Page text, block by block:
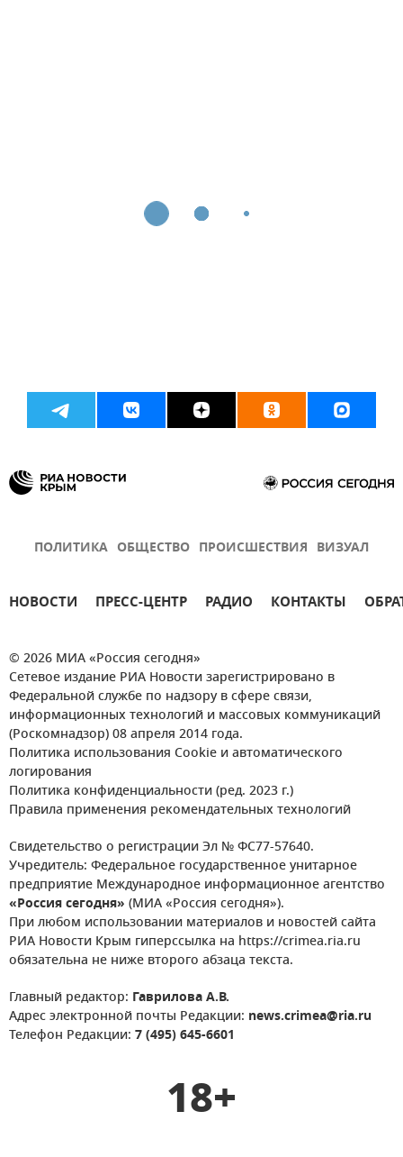
ПОЛИТИКА ОБЩЕСТВО ПРОИСШЕСТВИЯ ВИЗУАЛ
НОВОСТИ ПРЕСС-ЦЕНТР РАДИО КОНТАКТЫ
© 2026 МИА «Россия сегодня»
Сетевое издание РИА Новости зарегистрировано в
Федеральной службе по надзору в сфере связи,
информационных технологий и массовых коммуникаций
(Роскомнадзор) 08 апреля 2014 года.
Политика использования Cookie и автоматического
логирования
Политика конфиденциальности (ред. 2023 г.)
Правила применения рекомендательных технологий
Свидетельство о регистрации Эл № ФС77-57640.
Учредитель: Федеральное государственное унитарное
предприятие Международное информационное агентство
«Россия сегодня» (МИА «Россия сегодня»).
При любом использовании материалов и новостей сайта
РИА Новости Крым гиперссылка на https://crimea.ria.ru
обязательна не ниже второго абзаца текста.
Главный редактор: Гаврилова А.В.
Адрес электронной почты Редакции: news.crimea@ria.ru
Телефон Редакции: 7 (495) 645-6601
18+